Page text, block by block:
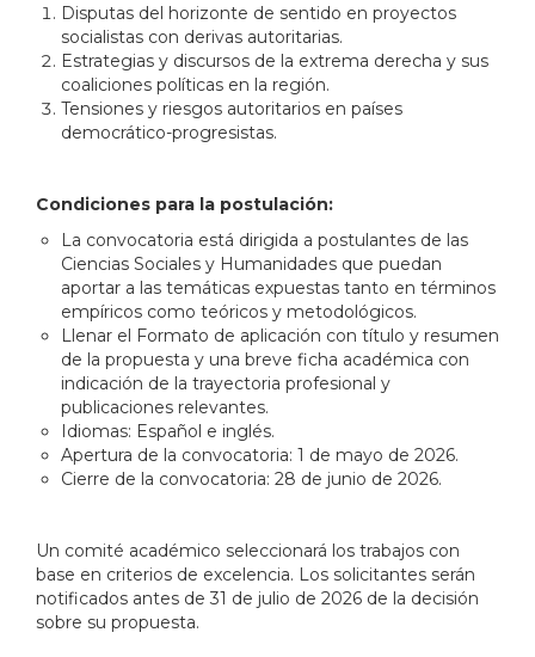
Disputas del horizonte de sentido en proyectos
socialistas con derivas autoritarias.
Estrategias y discursos de la extrema derecha y sus
coaliciones políticas en la región.
Tensiones y riesgos autoritarios en países
democrático-progresistas.
Condiciones para la postulación:
La convocatoria está dirigida a postulantes de las
Ciencias Sociales y Humanidades que puedan
aportar a las temáticas expuestas tanto en términos
empíricos como teóricos y metodológicos.
Llenar el Formato de aplicación con título y resumen
de la propuesta y una breve ficha académica con
indicación de la trayectoria profesional y
publicaciones relevantes.
Idiomas: Español e inglés.
Apertura de la convocatoria: 1 de mayo de 2026.
Cierre de la convocatoria: 28 de junio de 2026.
Un comité académico seleccionará los trabajos con
base en criterios de excelencia. Los solicitantes serán
notificados antes de 31 de julio de 2026 de la decisión
sobre su propuesta.